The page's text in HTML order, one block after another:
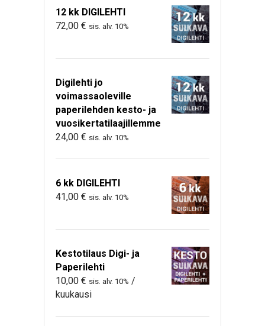
12 kk DIGILEHTI
72,00 € sis. alv. 10%
Digilehti jo
voimassaoleville
paperilehden kesto- ja
vuosikertatilaajillemme
24,00 € sis. alv. 10%
6 kk DIGILEHTI
41,00 € sis. alv. 10%
Kestotilaus Digi- ja
Paperilehti
10,00 € sis. alv. 10% /
kuukausi